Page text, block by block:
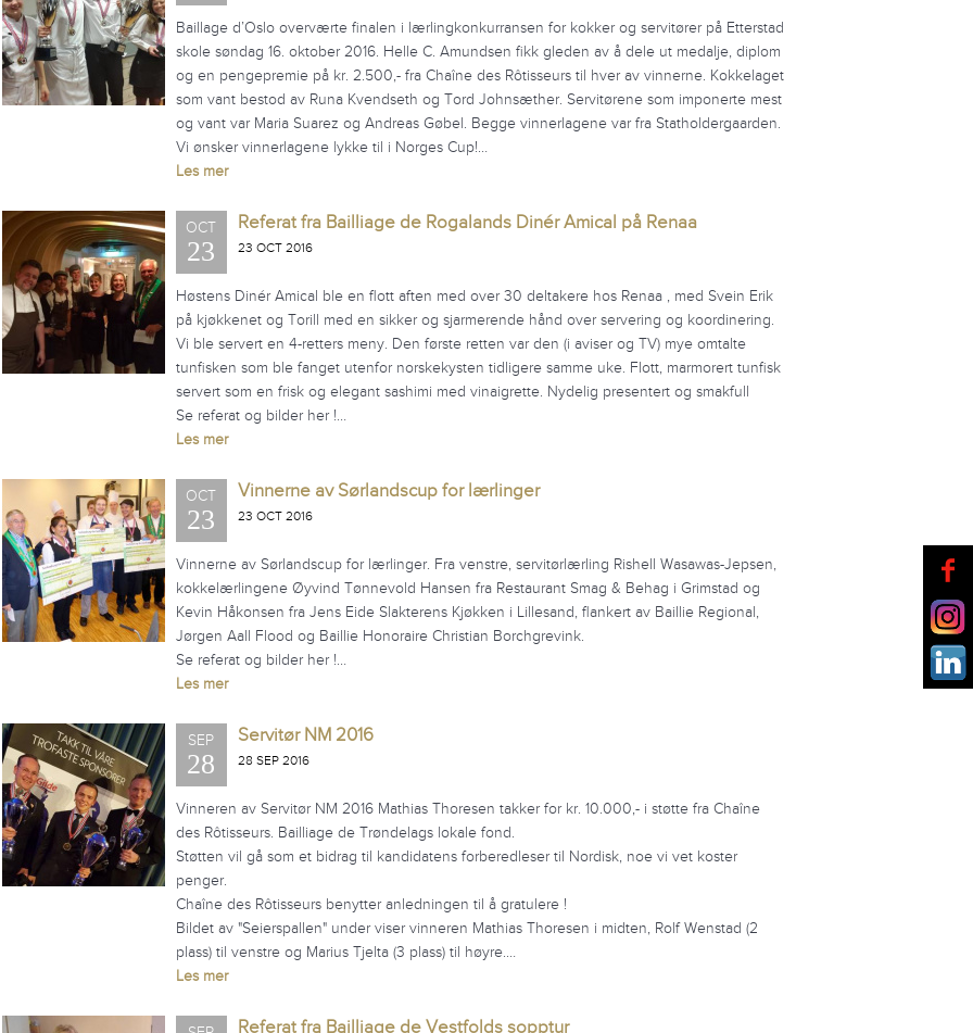
Baillage d’Oslo overværte finalen i lærlingkonkurransen for kokker og servitører på Etterstad
skole søndag 16. oktober 2016. Helle C. Amundsen fikk gleden av å dele ut medalje, diplom
og en pengepremie på kr. 2.500,- fra Chaîne des Rôtisseurs til hver av vinnerne. Kokkelaget
som vant bestod av Runa Kvendseth og Tord Johnsæther. Servitørene som imponerte mest
og vant var Maria Suarez og Andreas Gøbel. Begge vinnerlagene var fra Statholdergaarden.
Vi ønsker vinnerlagene lykke til i Norges Cup!…
Les mer
OCT
23
Referat fra Bailliage de Rogalands Dinér Amical på Renaa
23 OCT 2016
Høstens Dinér Amical ble en flott aften med over 30 deltakere hos Renaa , med Svein Erik
på kjøkkenet og Torill med en sikker og sjarmerende hånd over servering og koordinering.
Vi ble servert en 4-retters meny. Den første retten var den (i aviser og TV) mye omtalte
tunfisken som ble fanget utenfor norskekysten tidligere samme uke. Flott, marmorert tunfisk
servert som en frisk og elegant sashimi med vinaigrette. Nydelig presentert og smakfull
Se referat og bilder her !…
Les mer
OCT
23
Vinnerne av Sørlandscup for lærlinger
23 OCT 2016
Vinnerne av Sørlandscup for lærlinger. Fra venstre, servitørlærling Rishell Wasawas-Jepsen,
kokkelærlingene Øyvind Tønnevold Hansen fra Restaurant Smag & Behag i Grimstad og
Kevin Håkonsen fra Jens Eide Slakterens Kjøkken i Lillesand, flankert av Baillie Regional,
Jørgen Aall Flood og Baillie Honoraire Christian Borchgrevink.
Se referat og bilder her !…
Les mer
SEP
28
Servitør NM 2016
28 SEP 2016
Vinneren av Servitør NM 2016 Mathias Thoresen takker for kr. 10.000,- i støtte fra Chaîne
des Rôtisseurs. Bailliage de Trøndelags lokale fond.
Støtten vil gå som et bidrag til kandidatens forberedleser til Nordisk, noe vi vet koster
penger.
Chaîne des Rôtisseurs benytter anledningen til å gratulere !
Bildet av "Seierspallen" under viser vinneren Mathias Thoresen i midten, Rolf Wenstad (2
plass) til venstre og Marius Tjelta (3 plass) til høyre.…
Les mer
Referat fra Bailliage de Vestfolds sopptur